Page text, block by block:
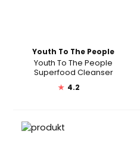
Youth To The People
Youth To The People
Superfood Cleanser
★ 4.2